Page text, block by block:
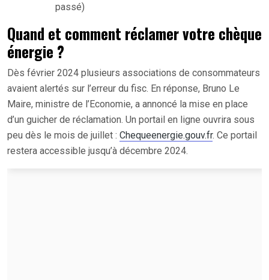
passé)
Quand et comment réclamer votre chèque
énergie ?
Dès février 2024 plusieurs associations de consommateurs
avaient alertés sur l’erreur du fisc. En réponse, Bruno Le
Maire, ministre de l’Economie, a annoncé la mise en place
d’un guicher de réclamation. Un portail en ligne ouvrira sous
peu dès le mois de juillet : Chequeenergie.gouv.fr. Ce portail
restera accessible jusqu’à décembre 2024.